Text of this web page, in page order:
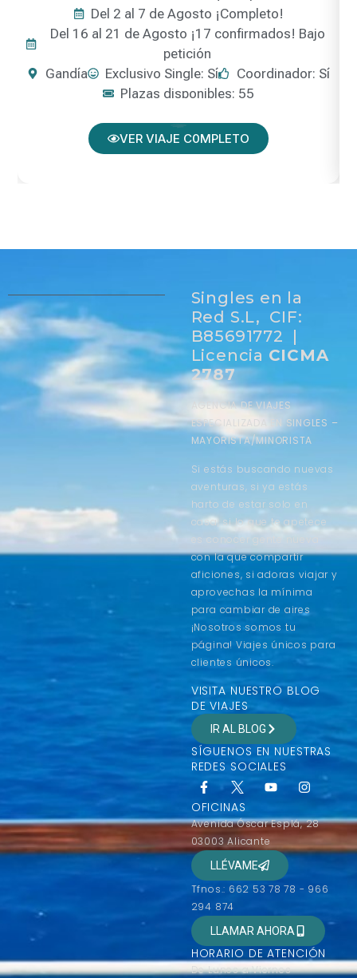
Del 2 al 7 de Agosto ¡Completo!
Del 16 al 21 de Agosto ¡17 confirmados! Bajo
petición
Gandía
Exclusivo Single: Sí
Coordinador: Sí
Plazas disponibles: 55
VER VIAJE C0MPLETO
Singles en la
Red S.L, CIF:
B85691772 |
Licencia CICMA
2787
AGENCIA DE VIAJES
ESPECIALIZADA EN SINGLES –
MAYORISTA/MINORISTA
Si estás buscando nuevas
aventuras, si ya estás
harto de estar solo en
casa, si lo que te apetece
es conocer gente nueva
con la que compartir
aficiones, si adoras viajar y
aprovechas la mínima
para cambiar de aires
¡Nosotros somos tu
página! Viajes únicos para
clientes únicos.
VISITA NUESTRO BLOG
DE VIAJES
IR AL BLOG
SÍGUENOS EN NUESTRAS
REDES SOCIALES
OFICINAS
Avenida Óscar Esplá, 28
03003 Alicante
LLÉVAME
Tfnos.: 662 53 78 78 - 966
294 874
LLAMAR AHORA
HORARIO DE ATENCIÓN
De Lunes a Viernes